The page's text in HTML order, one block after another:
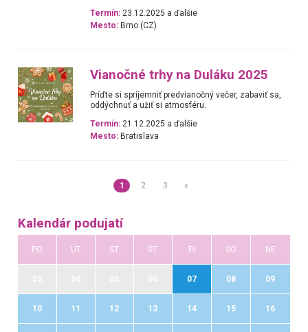
Termín: 23.12.2025 a ďalšie
Mesto: Brno (CZ)
Vianočné trhy na Duláku 2025
Príďte si spríjemniť predvianočný večer, zabaviť sa,
oddýchnuť a užiť si atmosféru.
Termín: 21.12.2025 a ďalšie
Mesto: Bratislava
1 2 3 »
Kalendár podujatí
PO UT ST ŠT PI SO NE
07 08 09
10 11 12 13 14 15 16